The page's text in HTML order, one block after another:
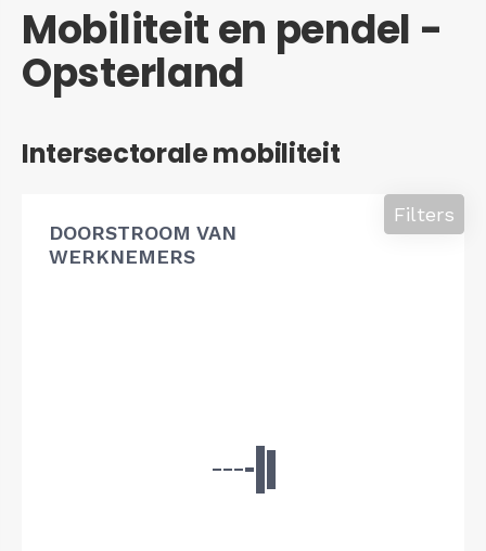
Mobiliteit en pendel -
Opsterland
Intersectorale mobiliteit
DOORSTROOM VAN
WERKNEMERS
Filters